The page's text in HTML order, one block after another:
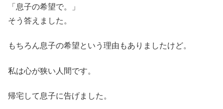
「息子の希望で。」
そう答えました。
もちろん息子の希望という理由もありましたけど。
私は心が狭い人間です。
帰宅して息子に告げました。